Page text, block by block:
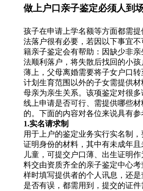
做上户口亲子鉴定必须人到
孩子在申请上学名额等方面都需
法落户很有必要，若因以下事宜
籍亲子鉴定会有帮助：因缺少非
法顺利落户，将失散后找回的小
薄上，父母离婚需要将子女户口
计划生育范围以外的子女需提供材
母亲为亲生关系。该项鉴定对很多
线上申请是否可行、需提供哪些
的。下面的内容对各位来说具有参
1.实名请求制
用于上户的鉴定业务实行实名制
证明身份的材料，其中有未成年
儿童，可提交户口薄、出生证明
料交由资质齐全的亲子鉴定中心
样时填写提供者的个人讯息，还
是否有误，都需用到，提交的证